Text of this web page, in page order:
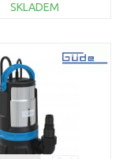
20
SKLADEM
Porovnat